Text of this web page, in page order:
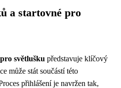
a startovné pro
světlušku představuje klíčový
může stát součástí této
přihlášení je navržen tak,